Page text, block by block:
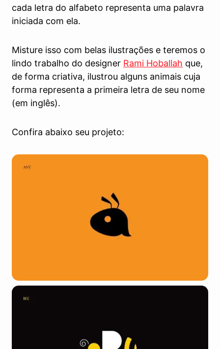
cada letra do alfabeto representa uma palavra
iniciada com ela.
Misture isso com belas ilustrações e teremos o
lindo trabalho do designer Rami Hoballah que,
de forma criativa, ilustrou alguns animais cuja
forma representa a primeira letra de seu nome
(em inglês).
Confira abaixo seu projeto: